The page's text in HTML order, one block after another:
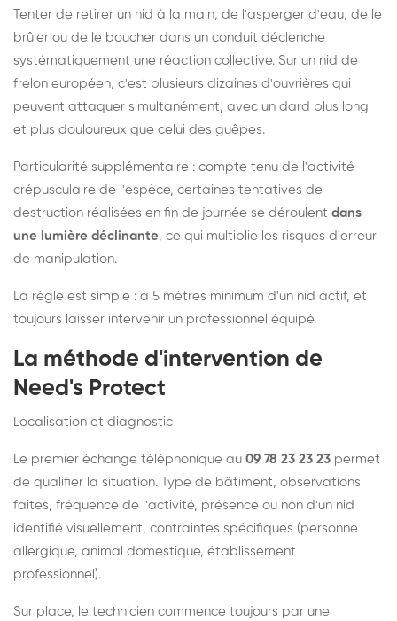
Tenter de retirer un nid à la main, de l'asperger d'eau, de le
brûler ou de le boucher dans un conduit déclenche
systématiquement une réaction collective. Sur un nid de
frelon européen, c'est plusieurs dizaines d'ouvrières qui
peuvent attaquer simultanément, avec un dard plus long
et plus douloureux que celui des guêpes.
Particularité supplémentaire : compte tenu de l'activité
crépusculaire de l'espèce, certaines tentatives de
destruction réalisées en fin de journée se déroulent dans
une lumière déclinante, ce qui multiplie les risques d'erreur
de manipulation.
La règle est simple : à 5 mètres minimum d'un nid actif, et
toujours laisser intervenir un professionnel équipé.
La méthode d'intervention de
Need's Protect
Localisation et diagnostic
Le premier échange téléphonique au 09 78 23 23 23 permet
de qualifier la situation. Type de bâtiment, observations
faites, fréquence de l'activité, présence ou non d'un nid
identifié visuellement, contraintes spécifiques (personne
allergique, animal domestique, établissement
professionnel).
Sur place, le technicien commence toujours par une